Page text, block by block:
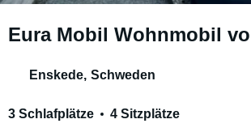
Eura Mobil Wohnmobil
Enskede, Schweden
3 Schlafplätze 4 Sitzplätze